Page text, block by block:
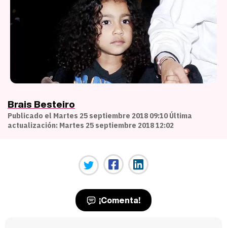
Brais Besteiro
Publicado el Martes 25 septiembre 2018 09:10 Última
actualización: Martes 25 septiembre 2018 12:02
¡Comenta!